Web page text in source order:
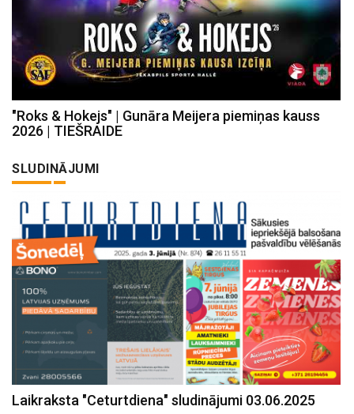
"Roks & Hokejs" | Gunāra Meijera piemiņas kauss
2026 | TIEŠRAIDE
SLUDINĀJUMI
Laikraksta "Ceturtdiena" sludinājumi 03.06.2025